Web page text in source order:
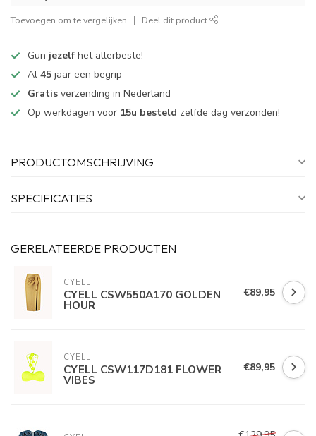
Toevoegen om te vergelijken Deel dit product
Gun jezelf het allerbeste!
Al 45 jaar een begrip
Gratis verzending in Nederland
Op werkdagen voor 15u besteld zelfde dag verzonden!
PRODUCTOMSCHRIJVING
SPECIFICATIES
GERELATEERDE PRODUCTEN
CYELL
CYELL CSW550A170 GOLDEN
HOUR
€89,95
CYELL
CYELL CSW117D181 FLOWER
VIBES
€89,95